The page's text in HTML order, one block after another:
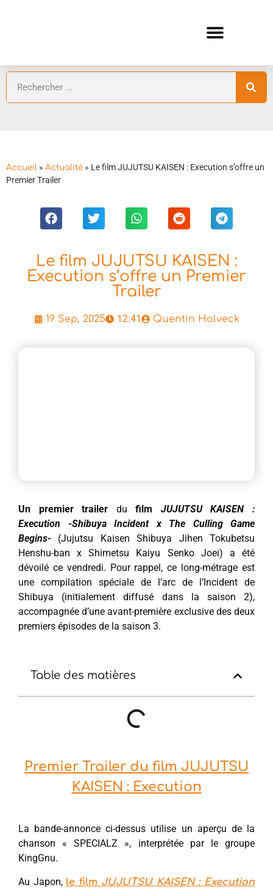
Accueil » Actualité » Le film JUJUTSU KAISEN : Execution s’offre un
Premier Trailer
Le film JUJUTSU KAISEN :
Execution s’offre un Premier
Trailer
19 Sep, 2025 12:41 Quentin Holveck
Un premier trailer dufilm JUJUTSU KAISEN :
Execution -Shibuya Incident x The Culling Game
Begins- (Jujutsu Kaisen Shibuya Jihen Tokubetsu
Henshu-ban x Shimetsu Kaiyu Senko Joei) a été
dévoilé ce vendredi. Pour rappel, ce long-métrage est
une compilation spéciale de l’arc de l’Incident de
Shibuya (initialement diffusé dans la saison 2),
accompagnée d’une avant-première exclusive des deux
premiers épisodes de la saison 3.
Table des matières
Premier Trailer du film JUJUTSU
KAISEN : Execution
La bande-annonce ci-dessus utilise un aperçu de la
chanson « SPECIALZ », interprétée par le groupe
KingGnu.
Au Japon, le film JUJUTSU KAISEN : Execution